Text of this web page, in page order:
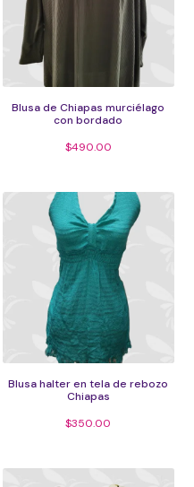
Blusa de Chiapas murciélago
con bordado
$490.00
Blusa halter en tela de rebozo
Chiapas
$350.00